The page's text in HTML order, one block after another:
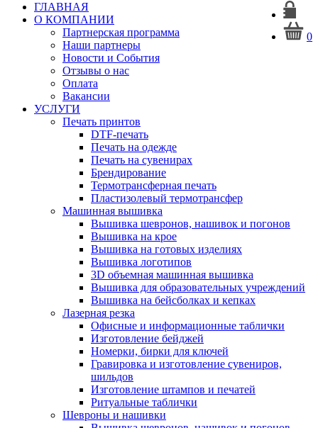
0
ГЛАВНАЯ
О КОМПАНИИ
Партнерская программа
Наши партнеры
Новости и События
Отзывы о нас
Оплата
Вакансии
УСЛУГИ
Печать принтов
DTF-печать
Печать на одежде
Печать на сувенирах
Брендирование
Термотрансферная печать
Пластизолевый термотрансфер
Машинная вышивка
Вышивка шевронов, нашивок и погонов
Вышивка на крое
Вышивка на готовых изделиях
Вышивка логотипов
3D объемная машинная вышивка
Вышивка для образовательных учреждений
Вышивка на бейсболках и кепках
Лазерная резка
Офисные и информационные таблички
Изготовление бейджей
Номерки, бирки для ключей
Гравировка и изготовление сувениров,
шильдов
Изготовление штампов и печатей
Ритуальные таблички
Шевроны и нашивки